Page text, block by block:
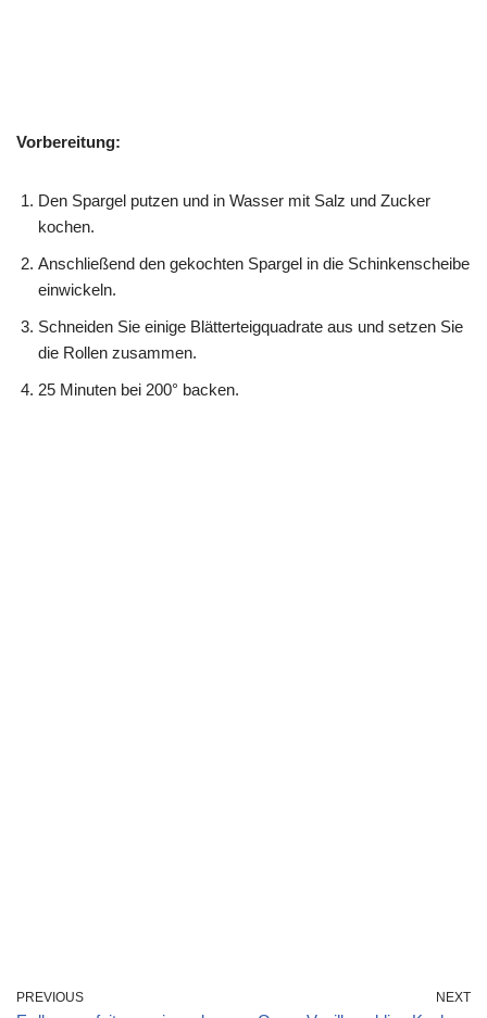
Vorbereitung:
Den Spargel putzen und in Wasser mit Salz und Zucker
kochen.
Anschließend den gekochten Spargel in die Schinkenscheibe
einwickeln.
Schneiden Sie einige Blätterteigquadrate aus und setzen Sie
die Rollen zusammen.
25 Minuten bei 200° backen.
PREVIOUS NEXT